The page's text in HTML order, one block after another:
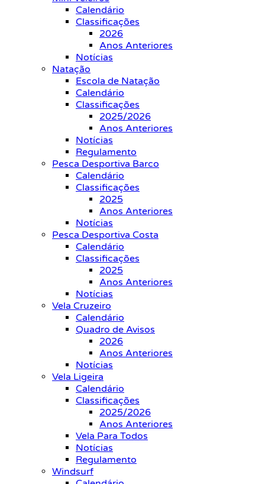
Calendário
Classificações
2026
Anos Anteriores
Notícias
Natação
Escola de Natação
Calendário
Classificações
2025/2026
Anos Anteriores
Notícias
Regulamento
Pesca Desportiva Barco
Calendário
Classificações
2025
Anos Anteriores
Notícias
Pesca Desportiva Costa
Calendário
Classificações
2025
Anos Anteriores
Notícias
Vela Cruzeiro
Calendário
Quadro de Avisos
2026
Anos Anteriores
Notícias
Vela Ligeira
Calendário
Classificações
2025/2026
Anos Anteriores
Vela Para Todos
Notícias
Regulamento
Windsurf